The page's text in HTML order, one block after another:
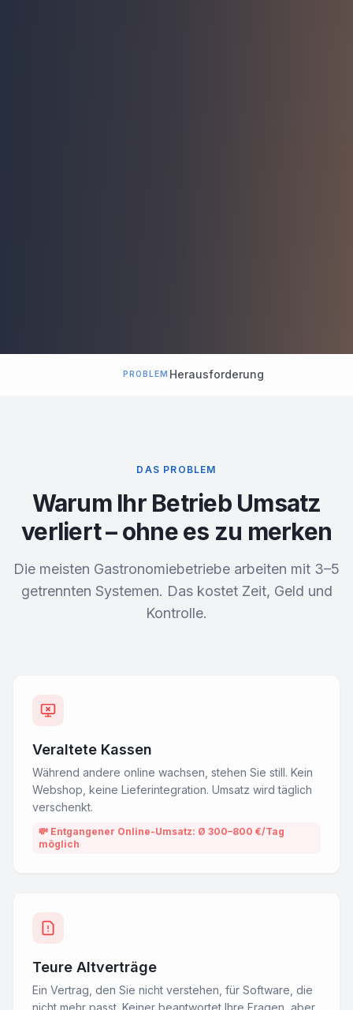
PROBLEM Herausforderung
DAS PROBLEM
Warum Ihr Betrieb Umsatz
verliert – ohne es zu merken
Die meisten Gastronomiebetriebe arbeiten mit 3–5
getrennten Systemen. Das kostet Zeit, Geld und
Kontrolle.
Veraltete Kassen
Während andere online wachsen, stehen Sie still. Kein
Webshop, keine Lieferintegration. Umsatz wird täglich
verschenkt.
💸 Entgangener Online-Umsatz: Ø 300–800 €/Tag
möglich
Teure Altverträge
Ein Vertrag, den Sie nicht verstehen, für Software, die
nicht mehr passt. Keiner beantwortet Ihre Fragen, aber